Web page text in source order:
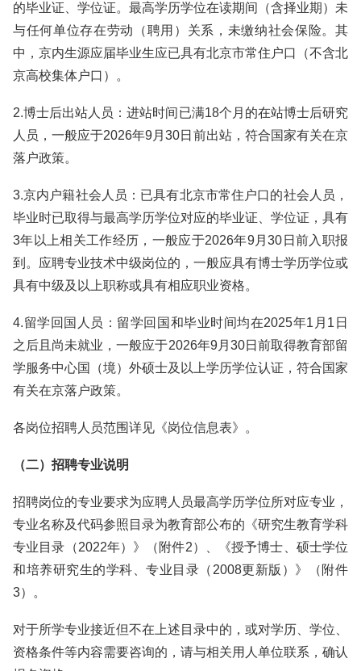
的毕业证、学位证。最高学历学位在读期间（含择业期）未
与任何单位存在劳动（聘用）关系，未缴纳社会保险。其
中，京内生源应届毕业生应已具有北京市常住户口（不含北
京高校集体户口）。
2.博士后出站人员：进站时间已满18个月的在站博士后研究
人员，一般应于2026年9月30日前出站，符合国家有关在京
落户政策。
3.京内户籍社会人员：已具有北京市常住户口的社会人员，
毕业时已取得与最高学历学位对应的毕业证、学位证，具有
3年以上相关工作经历，一般应于2026年9月30日前入职报
到。应聘专业技术中级岗位的，一般应具有博士学历学位或
具有中级及以上职称或具有相应职业资格。
4.留学回国人员：留学回国和毕业时间均在2025年1月1日
之后且尚未就业，一般应于2026年9月30日前取得教育部留
学服务中心国（境）外硕士及以上学历学位认证，符合国家
有关在京落户政策。
各岗位招聘人员范围详见《岗位信息表》。
（二）招聘专业说明
招聘岗位的专业要求为应聘人员最高学历学位所对应专业，
专业名称及代码参照目录为教育部公布的《研究生教育学科
专业目录（2022年）》（附件2）、《授予博士、硕士学位
和培养研究生的学科、专业目录（2008更新版）》（附件
3）。
对于所学专业接近但不在上述目录中的，或对学历、学位、
资格条件等内容需要咨询的，请与相关用人单位联系，确认